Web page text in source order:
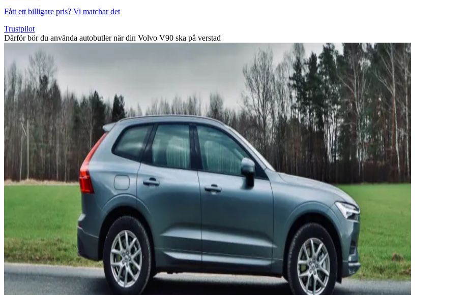
Fått ett billigare pris? Vi matchar det
Trustpilot
Därför bör du använda autobutler när din Volvo V90 ska på verstad